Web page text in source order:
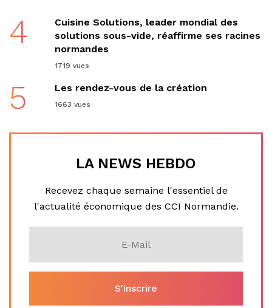
4
Cuisine Solutions, leader mondial des
solutions sous-vide, réaffirme ses racines
normandes
1719 vues
5 Les rendez-vous de la création
1663 vues
LA NEWS HEBDO
Recevez chaque semaine l'essentiel de
l'actualité économique des CCI Normandie.